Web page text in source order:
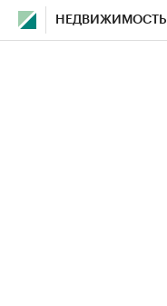
НЕДВИЖИМОСТЬ